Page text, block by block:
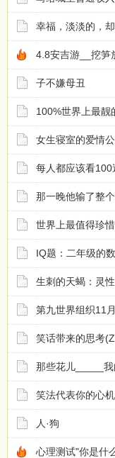
幸福，淡淡的，却
4.8安吉游__挖笋
子不嫌母丑
100%世界上最靓
女生寝室的爱情
每人都应该看
那一晚他输了整
世界上最值得珍
IQ题：二年级的
生刺的天蝎：灵
第九世界组织11
笑话带来的思考
那些花儿_____
笑法代表你的心
人·狗
心理测试"你是什